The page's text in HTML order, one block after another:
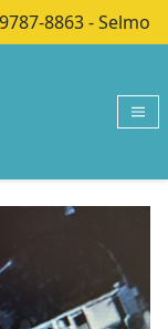
8863 - Selmo